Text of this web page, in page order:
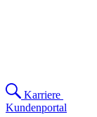
Karriere
Kundenportal